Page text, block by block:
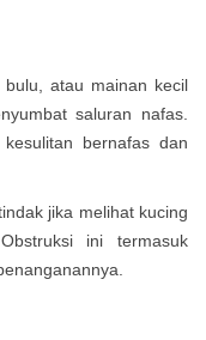
atau mainan kecil
saluran nafas.
bernafas dan
jika melihat kucing
ini termasuk